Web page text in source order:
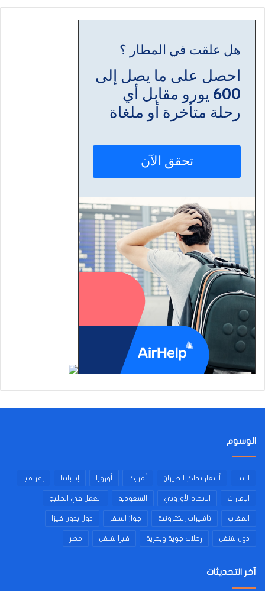
الوسوم
آسيا أسعار تذاكر الطيران أمريكا أوروبا إسبانيا إفريقيا
الإمارات الاتحاد الأوروبي السعودية العمل في الخليج
المغرب تأشيرات إلكترونية جواز السفر دول بدون فيزا
دول شنغن رحلات جوية وبحرية فيزا شنغن مصر
آخر التحديثات